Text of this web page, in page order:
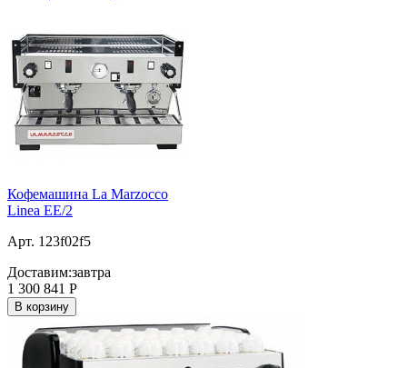
Кофемашина La Marzocco
Linea EE/2
Арт. 123f02f5
Доставим:завтра
1 300 841 Р
В корзину